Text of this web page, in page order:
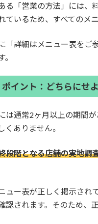
る「営業の方法」には、
ているため、すべてのメ
「詳細はメニュー表をご
ポイント：どちらにせ
は通常2ヶ月以上の期間
くありません。
段階となる店舗の実地調
ュー表が正しく掲示され
認されます。そのため、